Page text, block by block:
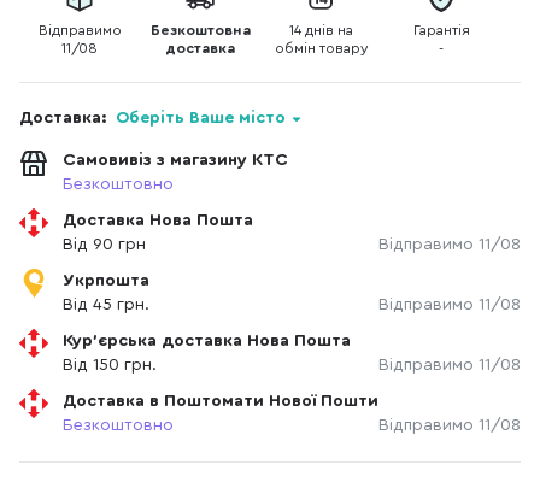
Відправимо
11/08
Безкоштовна
доставка
14 днів на
обмін товару
Гарантія
-
Доставка: Оберіть Ваше місто
Самовивіз з магазину КТС
Безкоштовно
Доставка Нова Пошта
Від 90 грн
Відправимо 11/08
Укрпошта
Від 45 грн.
Відправимо 11/08
Кур'єрська доставка Нова Пошта
Від 150 грн.
Відправимо 11/08
Доставка в Поштомати Нової Пошти
Безкоштовно
Відправимо 11/08